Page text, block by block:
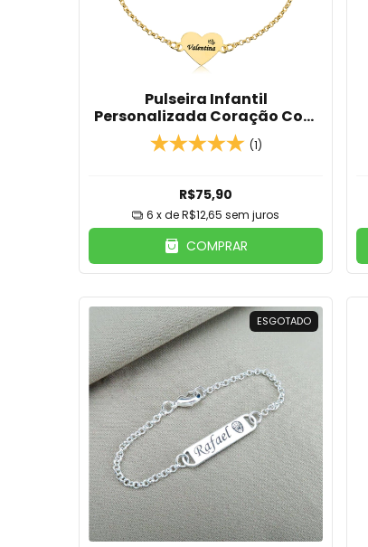
Pulseira Infantil
Personalizada Coração Com
Nome Banhada Em Ouro 18K
(1)
R$75,90
6 x deR$12,65 sem juros
COMPRAR
ESGOTADO